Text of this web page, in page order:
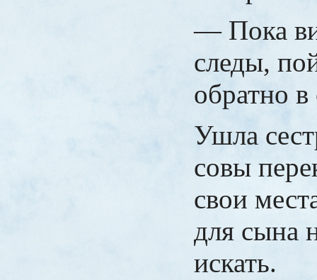
— Пока
следы,
обратно
Ушла
совы
свои
для сына
искать.